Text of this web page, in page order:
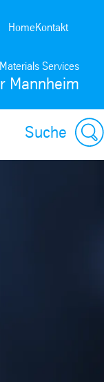
Materials Services
Mannheim
HomeKontakt
Suche